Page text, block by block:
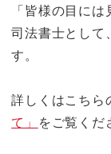
「皆様の目に
司法書士として
す。
詳しくはこちら
て」 をご覧くだ